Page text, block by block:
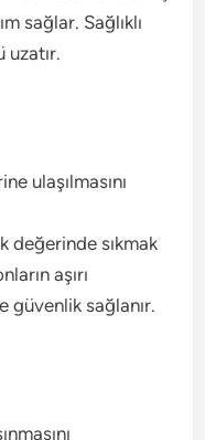
sağlar. Sağlıklı
uzatır.
ulaşılmasını
değerinde sıkmak
aşırı
güvenlik sağlanır.